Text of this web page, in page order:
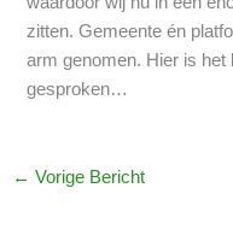
zitten. Gemeente én
arm genomen. Hier is het
gesproken…
← Vorige Bericht